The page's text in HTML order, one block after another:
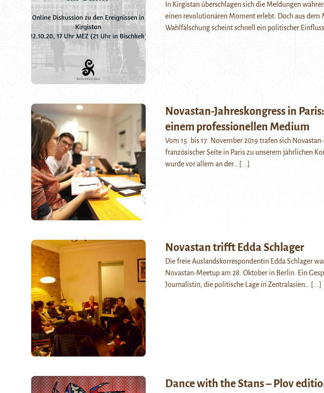
In Kirgistan überschlagen sich die Meldungen
einen revolutionären Moment erlebt. Doch aus dem
Wahlfälschung scheint schnell ein politischer
Novastan-Jahreskongress in
einem professionellen Medium
Vom 15. bis 17. November 2019 trafen sich
französischer Seite in Paris zu unserem jährlichen
wurde vor allem an der…
[...]
Novastan trifft Edda Schlager
Die freie Auslandskorrespondentin Edda Schlager
Novastan-Meetup am 28. Oktober in Berlin. Ein
Journalistin, die politische Lage in Zentralasien…
[...]
Dance with the Stans – Plov